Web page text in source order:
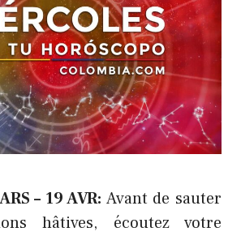
– 19 AVR: Avant de sauter
hâtives, écoutez votre